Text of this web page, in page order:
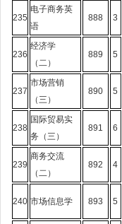
235
电子商务英
语
888 3
236
经济学
（二）
889 5
237
市场营销
（三）
890 5
238
国际贸易实
务（三）
891 6
239
商务交流
（二）
892 4
240 市场信息学 893 5